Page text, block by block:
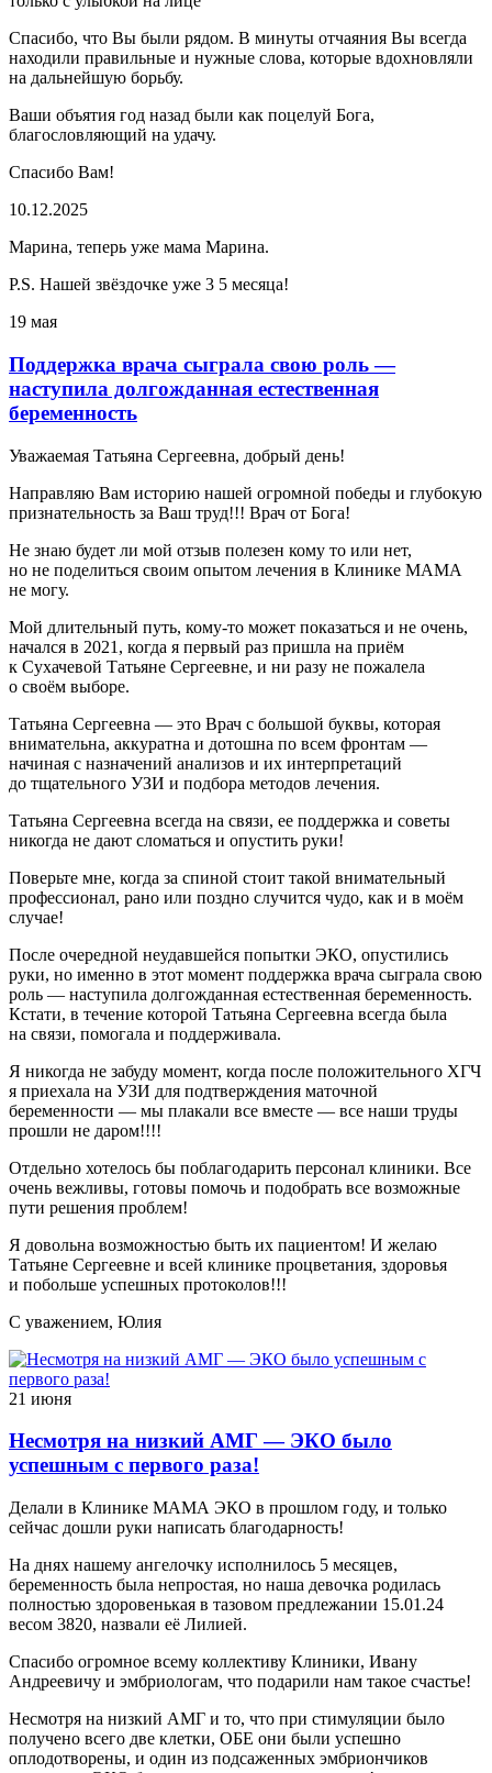
Спасибо, что Вы были рядом. В минуты отчаяния Вы всегда
находили правильные и нужные слова, которые вдохновляли
на дальнейшую борьбу.
Ваши объятия год назад были как поцелуй Бога,
благословляющий на удачу.
Спасибо Вам!
10.12.2025
Марина, теперь уже мама Марина.
P.S. Нашей звёздочке уже 3 5 месяца!
19 мая
Поддержка врача сыграла свою роль —
наступила долгожданная естественная
беременность
Уважаемая Татьяна Сергеевна, добрый день!
Направляю Вам историю нашей огромной победы и глубокую
признательность за Ваш труд!!! Врач от Бога!
Не знаю будет ли мой отзыв полезен кому то или нет,
но не поделиться своим опытом лечения в Клинике МАМА
не могу.
Мой длительный путь, кому-то может показаться и не очень,
начался в 2021, когда я первый раз пришла на приём
к Сухачевой Татьяне Сергеевне, и ни разу не пожалела
о своём выборе.
Татьяна Сергеевна — это Врач с большой буквы, которая
внимательна, аккуратна и дотошна по всем фронтам —
начиная с назначений анализов и их интерпретаций
до тщательного УЗИ и подбора методов лечения.
Татьяна Сергеевна всегда на связи, ее поддержка и советы
никогда не дают сломаться и опустить руки!
Поверьте мне, когда за спиной стоит такой внимательный
профессионал, рано или поздно случится чудо, как и в моём
случае!
После очередной неудавшейся попытки ЭКО, опустились
руки, но именно в этот момент поддержка врача сыграла свою
роль — наступила долгожданная естественная беременность.
Кстати, в течение которой Татьяна Сергеевна всегда была
на связи, помогала и поддерживала.
Я никогда не забуду момент, когда после положительного ХГЧ
я приехала на УЗИ для подтверждения маточной
беременности — мы плакали все вместе — все наши труды
прошли не даром!!!!
Отдельно хотелось бы поблагодарить персонал клиники. Все
очень вежливы, готовы помочь и подобрать все возможные
пути решения проблем!
Я довольна возможностью быть их пациентом! И желаю
Татьяне Сергеевне и всей клинике процветания, здоровья
и побольше успешных протоколов!!!
С уважением, Юлия
21 июня
Несмотря на низкий АМГ — ЭКО было
успешным с первого раза!
Делали в Клинике МАМА ЭКО в прошлом году, и только
сейчас дошли руки написать благодарность!
На днях нашему ангелочку исполнилось 5 месяцев,
беременность была непростая, но наша девочка родилась
полностью здоровенькая в тазовом предлежании 15.01.24
весом 3820, назвали её Лилией.
Спасибо огромное всему коллективу Клиники, Ивану
Андреевичу и эмбриологам, что подарили нам такое счастье!
Несмотря на низкий АМГ и то, что при стимуляции было
получено всего две клетки, ОБЕ они были успешно
оплодотворены, и один из подсаженных эмбриончиков